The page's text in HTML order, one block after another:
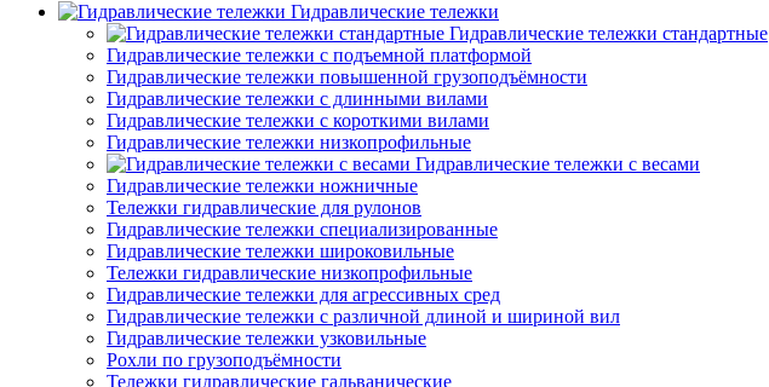
Гидравлические тележки
Гидравлические тележки стандартные
Гидравлические тележки с подъемной платформой
Гидравлические тележки повышенной грузоподъёмности
Гидравлические тележки с длинными вилами
Гидравлические тележки с короткими вилами
Гидравлические тележки низкопрофильные
Гидравлические тележки с весами
Гидравлические тележки ножничные
Тележки гидравлические для рулонов
Гидравлические тележки специализированные
Гидравлические тележки широковильные
Тележки гидравлические низкопрофильные
Гидравлические тележки для агрессивных сред
Гидравлические тележки с различной длиной и шириной вил
Гидравлические тележки узковильные
Рохли по грузоподъёмности
Тележки гидравлические гальванические